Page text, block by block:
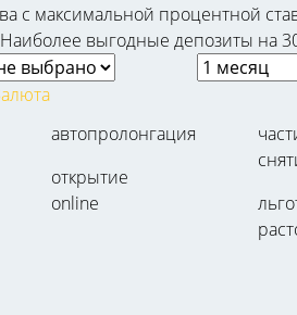
с максимальной процентной
выгодные депозиты на
автопролонгация
открытие
online